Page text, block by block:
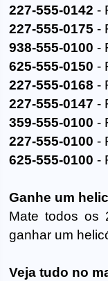
227-555-0142 -
227-555-0175 -
938-555-0100 -
625-555-0150 -
227-555-0168 -
227-555-0147 -
359-555-0100 -
227-555-0100 -
625-555-0100 -
Ganhe um
Mate todos os
ganhar um
Veja tudo no